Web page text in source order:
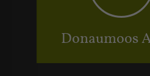
Donaumoos